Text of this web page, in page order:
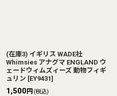
(在庫3) イギリス WADE社
Whimsies アナグマ ENGLAND ウ
ェードウィムズィーズ 動物フィギ
ュリン [EY9431]
1,500円 (税込)